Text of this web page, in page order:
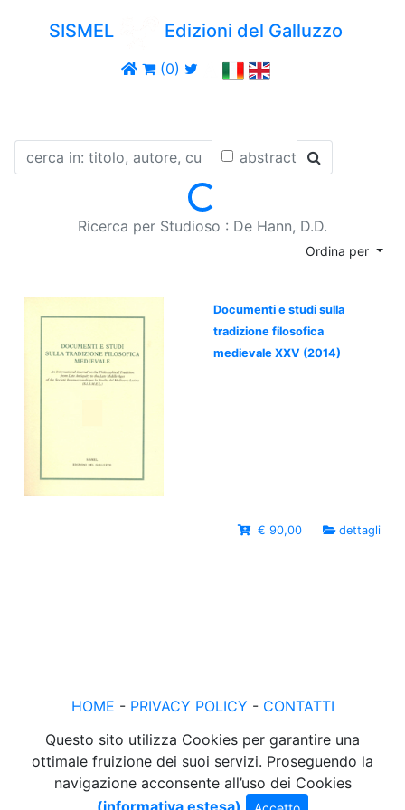
SISMEL Edizioni del Galluzzo
(0)
abstract
Loading...
Ricerca per Studioso : De Hann, D.D.
Ordina per
Documenti e studi sulla
tradizione filosofica
medievale XXV (2014)
€ 90,00 dettagli
HOME - PRIVACY POLICY - CONTATTI
Questo sito utilizza Cookies per garantire una
ottimale fruizione dei suoi servizi. Proseguendo la
navigazione acconsente all’uso dei Cookies
(informativa estesa)